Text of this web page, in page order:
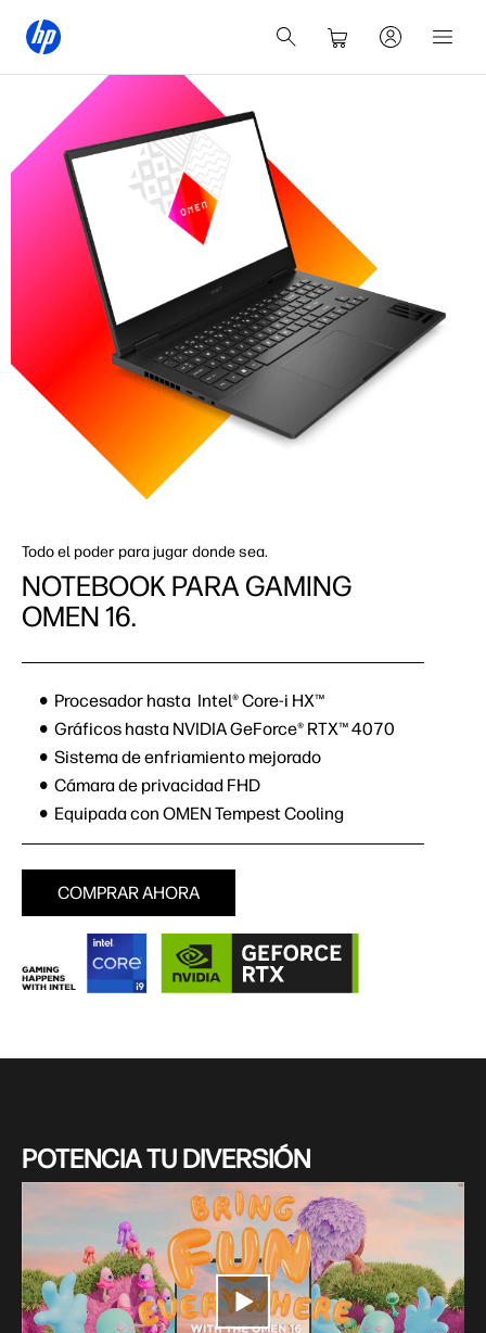
Todo el poder para jugar donde sea.
NOTEBOOK PARA GAMING
OMEN 16.
Procesador hasta Intel® Core-i HX™
Gráficos hasta NVIDIA GeForce® RTX™ 4070
Sistema de enfriamiento mejorado
Cámara de privacidad FHD
Equipada con OMEN Tempest Cooling
COMPRAR AHORA
POTENCIA TU DIVERSIÓN